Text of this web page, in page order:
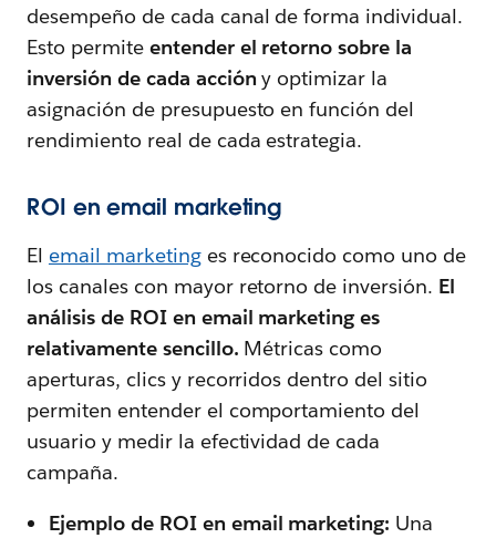
desempeño de cada canal de forma individual.
Esto permiteentender el retorno sobre la
inversión de cada acción y optimizar la
asignación de presupuesto en función del
rendimiento real de cada estrategia.
ROI en email marketing
El email marketinges reconocido como uno de
los canales con mayor retorno de inversión. El
análisis de ROI en email marketing es
relativamente sencillo. Métricas como
aperturas, clics y recorridos dentro del sitio
permiten entender el comportamiento del
usuario y medir la efectividad de cada
campaña.
Ejemplo de ROI en email marketing: Una